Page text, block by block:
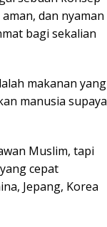
dan nyaman
bagi sekalian
makanan yang
manusia supaya
Muslim, tapi
cepat
Jepang, Korea